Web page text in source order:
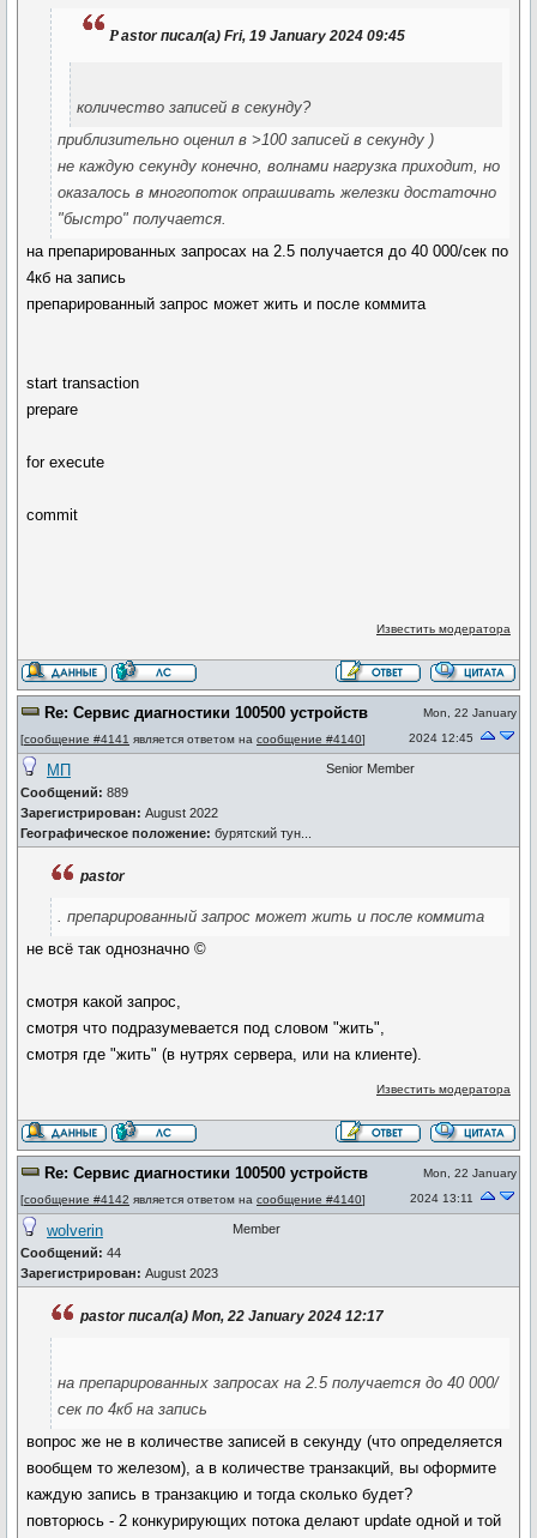
pastor писал(а) Fri, 19 January 2024 09:45
количество записей в секунду?
приблизительно оценил в >100 записей в секунду )
не каждую секунду конечно, волнами нагрузка приходит, но
оказалось в многопоток опрашивать железки достаточно
"быстро" получается.
на препарированных запросах на 2.5 получается до 40 000/сек по
4кб на запись
препарированный запрос может жить и после коммита
start transaction
prepare
for execute
commit
Известить модератора
Re: Сервис диагностики 100500 устройств
[сообщение #4141 является ответом на сообщение #4140]
Mon, 22 January
2024 12:45
МП
Сообщений: 889
Зарегистрирован: August 2022
Географическое положение: бурятский тун...
Senior Member
pastor
. препарированный запрос может жить и после коммита
не всё так однозначно ©
смотря какой запрос,
смотря что подразумевается под словом "жить",
смотря где "жить" (в нутрях сервера, или на клиенте).
Известить модератора
Re: Сервис диагностики 100500 устройств
[сообщение #4142 является ответом на сообщение #4140]
Mon, 22 January
2024 13:11
wolverin
Сообщений: 44
Зарегистрирован: August 2023
Member
pastor писал(а) Mon, 22 January 2024 12:17
на препарированных запросах на 2.5 получается до 40 000/
сек по 4кб на запись
вопрос же не в количестве записей в секунду (что определяется
вообщем то железом), а в количестве транзакций, вы оформите
каждую запись в транзакцию и тогда сколько будет?
повторюсь - 2 конкурирующих потока делают update одной и той